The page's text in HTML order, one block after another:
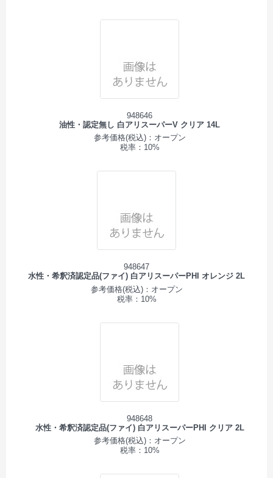
948646
油性・認定無し 白アリスーパーV クリア 14L
参考価格(税込)：オープン
税率：10%
948647
水性・希釈済認定品(ファイ) 白アリスーパーPHI オレンジ 2L
参考価格(税込)：オープン
税率：10%
948648
水性・希釈済認定品(ファイ) 白アリスーパーPHI クリア 2L
参考価格(税込)：オープン
税率：10%